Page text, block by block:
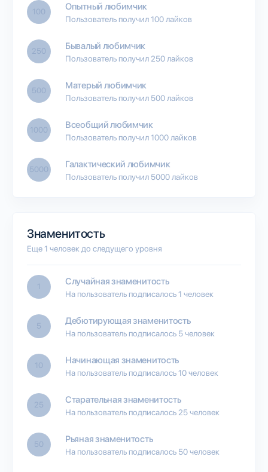
100 Опытный любимчик
Пользователь получил 100 лайков
250 Бывалый любимчик
Пользователь получил 250 лайков
500 Матерый любимчик
Пользователь получил 500 лайков
1000 Всеобщий любимчик
Пользователь получил 1000 лайков
5000 Галактический любимчик
Пользователь получил 5000 лайков
Знаменитость
Еще 1 человек до следущего уровня
1 Случайная знаменитость
На пользователь подписалось 1 человек
5 Дебютирующая знаменитость
На пользователь подписалось 5 человек
10 Начинающая знаменитость
На пользователь подписалось 10 человек
25 Старательная знаменитость
На пользователь подписалось 25 человек
50 Рьяная знаменитость
На пользователь подписалось 50 человек